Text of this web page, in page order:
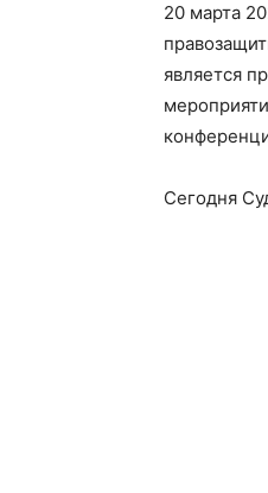
20 марта
является
Сегодня